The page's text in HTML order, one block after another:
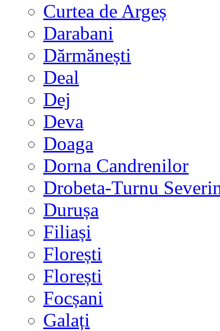
Curtea de Argeș
Darabani
Dărmănești
Deal
Dej
Deva
Doaga
Dorna Candrenilor
Drobeta-Turnu
Durușa
Filiași
Florești
Florești
Focșani
Galați